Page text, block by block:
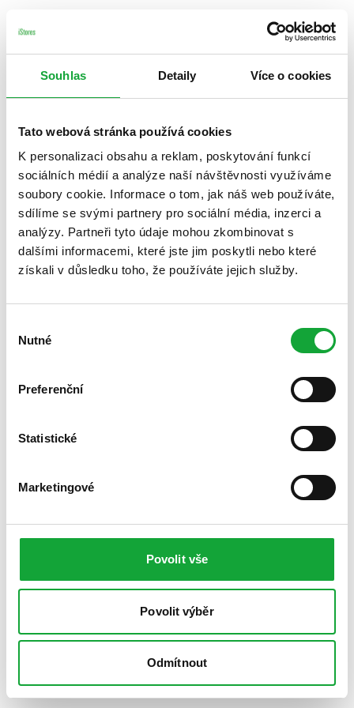
Souhlas Detaily Více o cookies
Tato webová stránka používá cookies
K personalizaci obsahu a reklam, poskytování funkcí
sociálních médií a analýze naší návštěvnosti využíváme
soubory cookie. Informace o tom, jak náš web používáte,
sdílíme se svými partnery pro sociální média, inzerci a
analýzy. Partneři tyto údaje mohou zkombinovat s
dalšími informacemi, které jste jim poskytli nebo které
získali v důsledku toho, že používáte jejich služby.
souhlasu
Nutné
Preferenční
Statistické
Marketingové
Povolit vše
Povolit výběr
Odmítnout